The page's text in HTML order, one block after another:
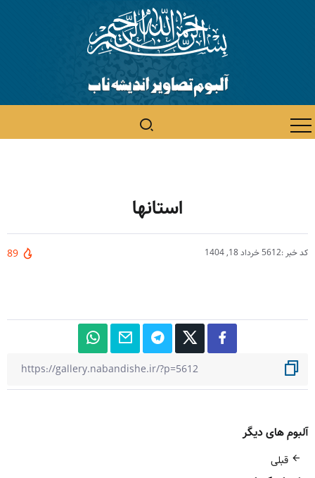
استانها
کد خبر :5612 خرداد 18, 1404 89
آلبوم های دیگر
قبلی